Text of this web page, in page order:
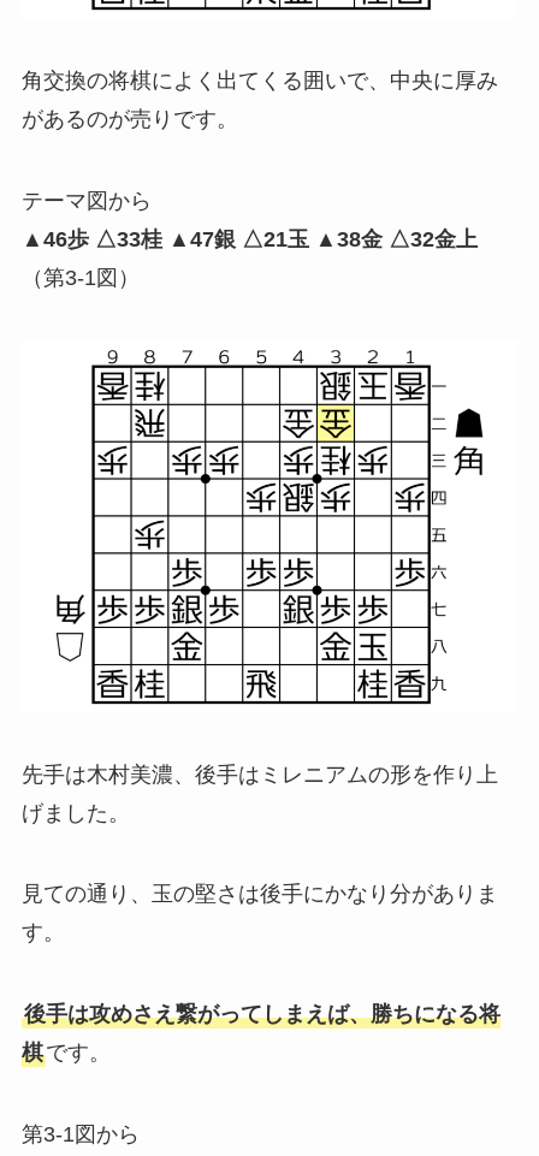
角交換の将棋によく出てくる囲いで、中央に厚み
があるのが売りです。
テーマ図から
▲46歩 △33桂 ▲47銀 △21玉 ▲38金 △32金上
（第3-1図）
先手は木村美濃、後手はミレニアムの形を作り上
げました。
見ての通り、玉の堅さは後手にかなり分がありま
す。
後手は攻めさえ繋がってしまえば、勝ちになる将
棋です。
第3-1図から